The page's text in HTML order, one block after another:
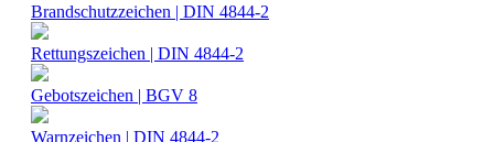
Brandschutzzeichen | DIN 4844-2
Rettungszeichen | DIN 4844-2
Gebotszeichen | BGV 8
Warnzeichen | DIN 4844-2